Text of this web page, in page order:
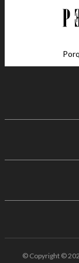
© Copyright ©